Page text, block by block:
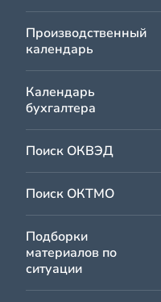
Производственный
календарь
Календарь
бухгалтера
Поиск ОКВЭД
Поиск ОКТМО
Подборки
материалов по
ситуации